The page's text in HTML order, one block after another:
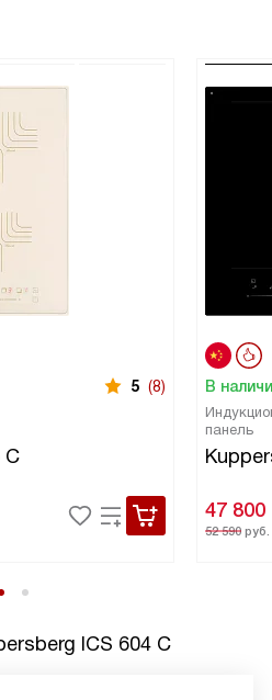
5 (8)
C
В
панель
47 800
52 590руб.
ICS 604 C